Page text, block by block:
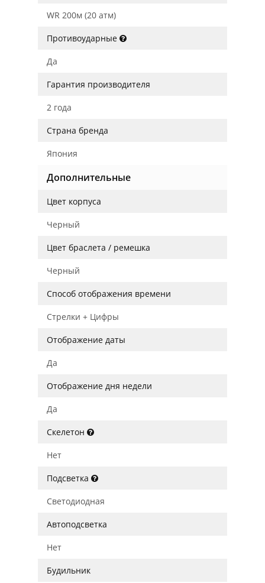
WR 200м (20 атм)
Противоударные
Да
Гарантия производителя
2 года
Страна бренда
Япония
Дополнительные
Цвет корпуса
Черный
Цвет браслета / ремешка
Черный
Способ отображения времени
Стрелки + Цифры
Отображение даты
Да
Отображение дня недели
Да
Скелетон
Нет
Подсветка
Светодиодная
Автоподсветка
Нет
Будильник